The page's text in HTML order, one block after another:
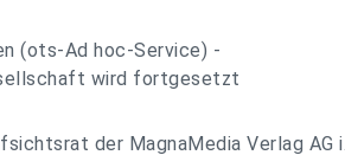
(ots-Ad hoc-Service) -
wird fortgesetzt
der MagnaMedia Verlag AG